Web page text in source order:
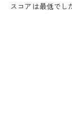
スコアは最低でし